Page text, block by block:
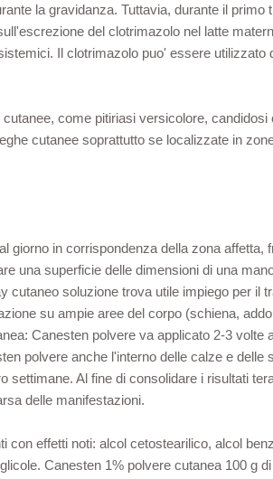
la gravidanza. Tuttavia, durante il
del clotrimazolo nel latte
Il clotrimazolo puo' essere
come pitiriasi versicolore,
cutanee soprattutto se localizzate in
in corrispondenza della zona
una superficie delle dimensioni di una
soluzione trova utile impiego per il
su ampie aree del corpo (schiena,
Canesten polvere va applicato 2-3
polvere anche l'interno delle calze e
Al fine di consolidare i risultati
delle manifestazioni.
effetti noti: alcol cetostearilico, alcol
Canesten 1% polvere cutanea 100 g